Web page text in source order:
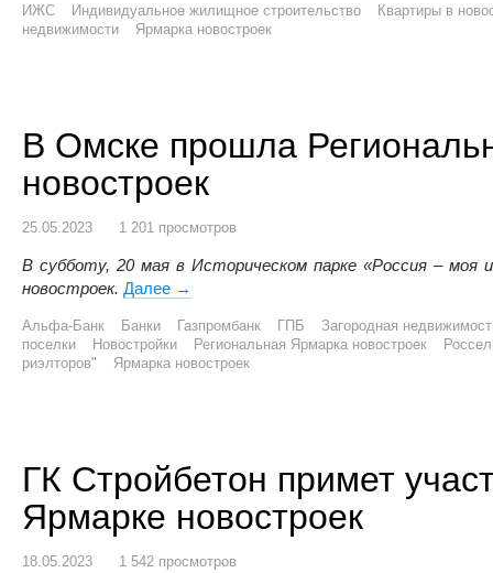
ИЖС Индивидуальное жилищное строительство
Квартиры в
недвижимости
Ярмарка новостроек
В Омске прошла
новостроек
25.05.2023 1 201 просмотров
В субботу, 20 мая в Историческом парке «Россия – моя
новостроек. Далее В Омске прошла Региональная Ярмарка
→
Альфа-Банк Банки Газпромбанк ГПБ
Загородная
поселки
Новостройки Региональная Ярмарка новостроек
риэлторов"
Ярмарка новостроек
ГК Стройбетон примет
Ярмарке новостроек
18.05.2023 1 542 просмотров